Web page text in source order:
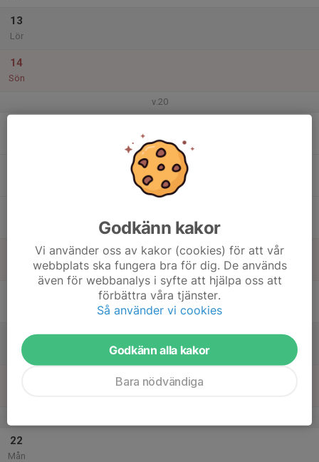
13
Lör
14
Sön
v.20
Backavallens löparbanor
Lör
22
Mån
Godkänn kakor
Vi använder oss av kakor (cookies) för att vår
webbplats ska fungera bra för dig. De används
även för webbanalys i syfte att hjälpa oss att
förbättra våra tjänster.
Så använder vi cookies
Godkänn alla kakor
Bara nödvändiga